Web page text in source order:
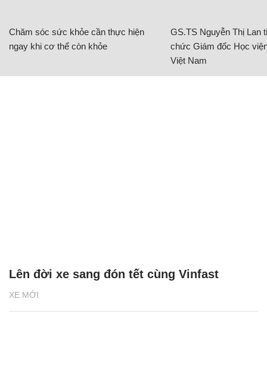
Chăm sóc sức khỏe cần thực hiện
ngay khi cơ thể còn khỏe
GS.TS Nguyễn Thị Lan
chức Giám đốc Học
Việt Nam
XE MỚI
Lên đời xe sang đón tết cùng Vinfast